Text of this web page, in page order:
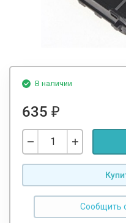
В наличии
635 ₽
Сообщить